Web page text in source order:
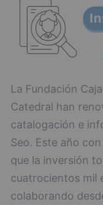
La Fundación
Catedral han
catalogación e
Seo. Este año
que la inversión
cuatrocientos mil
colaborando